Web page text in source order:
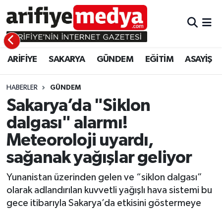
ARİFİYE SAKARYA GÜNDEM EĞİTİM ASAYİŞ
HABERLER GÜNDEM
Sakarya’da "Siklon
dalgası" alarmı!
Meteoroloji uyardı,
sağanak yağışlar geliyor
Yunanistan üzerinden gelen ve “siklon dalgası”
olarak adlandırılan kuvvetli yağışlı hava sistemi bu
gece itibarıyla Sakarya’da etkisini göstermeye
ARİFİYE
SAKARYA
GÜNDEM
EĞİTİM
ASAYİŞ
EKONOMİ
ARİFİYE
GÜNDEM
EĞİTİM
EKONOMİ
ASAYİŞ
Sakarya Hava Durumu
Sakarya Namaz Vakitleri
Sakarya Trafik Yoğunluk Haritası
Süper Lig Puan Durumu ve Fikstür
Tüm Manşetler
Son Dakika Haberleri
Haber Arşivi